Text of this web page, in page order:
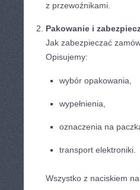
z przewoźnikami.
Pakowanie i
Jak zabezpieczać
Opisujemy:
wybór opakowania,
wypełnienia,
oznaczenia na
transport elektroniki.
Wszystko z naciskiem